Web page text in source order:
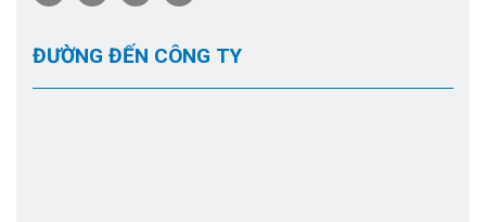
ĐƯỜNG ĐẾN CÔNG TY